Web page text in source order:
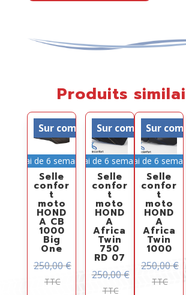
Produits
Sur commande
Délai de 6 semaines
Selle
confor
t
moto
HOND
A CB
1000
Big
One
250,00€
TTC
Sur commande
Délai de 6 semaines
Selle
confor
t
moto
HOND
A
Africa
Twin
750
RD 07
250,00€
TTC
Sur
Délai de 6
Selle
confor
t
moto
HOND
A
Africa
Twin
1000
250,00€
TTC